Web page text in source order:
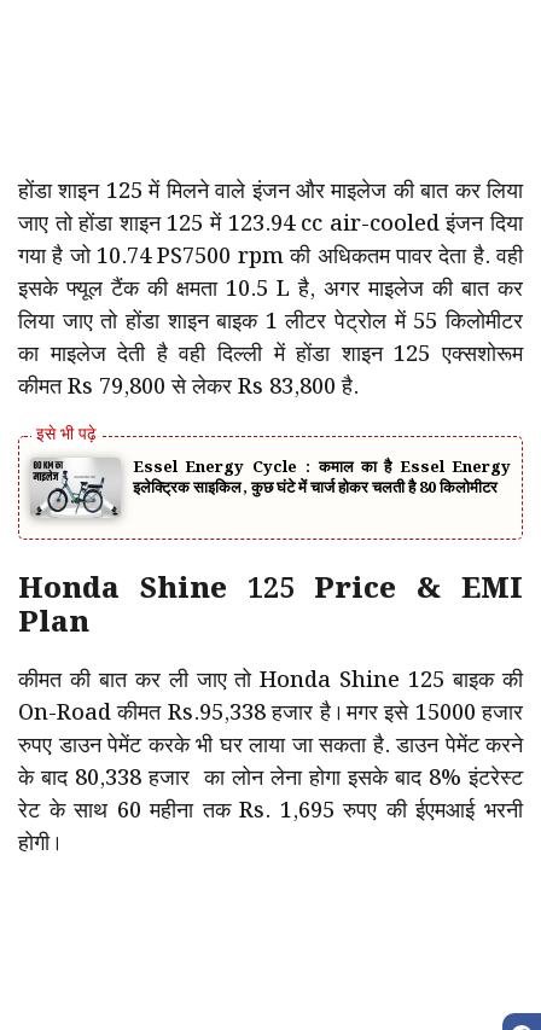
होंडा शाइन 125 में मिलने वाले इंजन और माइलेज की बात कर लिया
जाए तो होंडा शाइन 125 में 123.94 cc air-cooled इंजन दिया
गया है जो 10.74 PS7500 rpm की अधिकतम पावर देता है. वही
इसके फ्यूल टैंक की क्षमता 10.5 L है, अगर माइलेज की बात कर
लिया जाए तो होंडा शाइन बाइक 1 लीटर पेट्रोल में 55 किलोमीटर
का माइलेज देती है वही दिल्ली में होंडा शाइन 125 एक्सशोरूम
कीमत Rs 79,800 से लेकर Rs 83,800 है.
Essel Energy Cycle : कमाल का है Essel Energy
इलेक्ट्रिक साइकिल, कुछ घंटे में चार्ज होकर चलती है 80 किलोमीटर
Honda Shine 125 Price & EMI
Plan
कीमत की बात कर ली जाए तो Honda Shine 125 बाइक की
On-Road कीमत Rs.95,338 हजार है। मगर इसे 15000 हजार
रुपए डाउन पेमेंट करके भी घर लाया जा सकता है. डाउन पेमेंट करने
के बाद ₹80,338 हजार का लोन लेना होगा इसके बाद 8% इंटरेस्ट
रेट के साथ 60 महीना तक Rs. 1,695 रुपए की ईएमआई भरनी
होगी।